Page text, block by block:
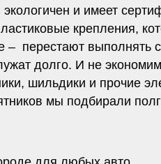
экологичен и имеет
крепления,
– перестают
долго. И не
шильдики и прочие
мы подбирали